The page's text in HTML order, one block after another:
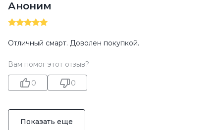
Аноним
Отличный смарт. Доволен покупкой.
Вам помог этот отзыв?
0 0
Показать еще